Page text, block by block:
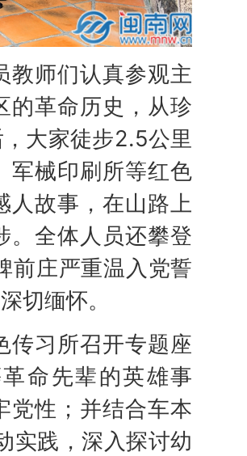
师们认真参观主
的革命历史，从珍
大家徒步2.5公里
军械印刷所等红色
人故事，在山路上
。全体人员还攀登
前庄严重温入党誓
切缅怀。
习所召开专题座
命先辈的英雄事
党性；并结合车本
实践，深入探讨幼